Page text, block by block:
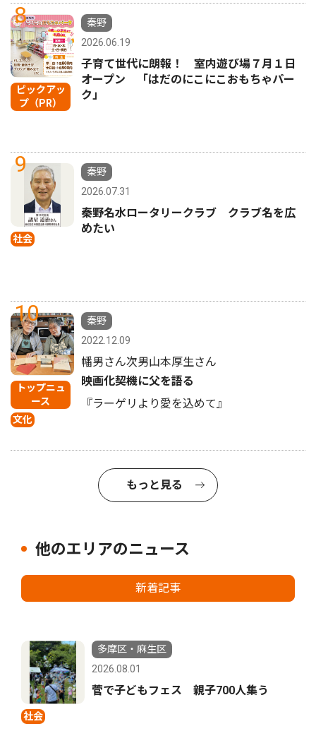
8
ピックアッ
プ（PR）
秦野
2026.06.19
子育て世代に朗報！ 室内遊び場７月１日
オープン 「はだのにこにこおもちゃパー
ク」
9
社会
秦野
2026.07.31
秦野名水ロータリークラブ クラブ名を広
めたい
10
トップニュ
ース
文化
秦野
2022.12.09
幡男さん次男山本厚生さん
映画化契機に父を語る
『ラーゲリより愛を込めて』
もっと見る
他のエリアのニュース
新着記事
社会
多摩区・麻生区
2026.08.01
菅で子どもフェス 親子700人集う